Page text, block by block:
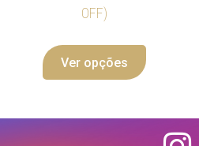
OFF)
Ver opções